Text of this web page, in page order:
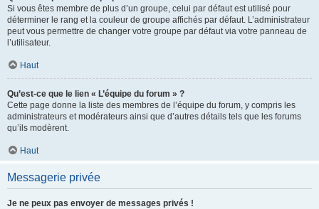
Si vous êtes membre de plus d’un groupe, celui par défaut est utilisé pour
déterminer le rang et la couleur de groupe affichés par défaut. L’administrateur
peut vous permettre de changer votre groupe par défaut via votre panneau de
l’utilisateur.
Haut
Qu’est-ce que le lien « L’équipe du forum » ?
Cette page donne la liste des membres de l’équipe du forum, y compris les
administrateurs et modérateurs ainsi que d’autres détails tels que les forums
qu’ils modèrent.
Haut
Messagerie privée
Je ne peux pas envoyer de messages privés !